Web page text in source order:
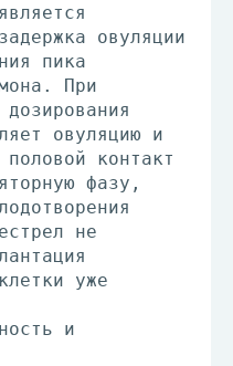
овуляции
пика
При
овуляцию и
контакт
фазу,
не
уже
и